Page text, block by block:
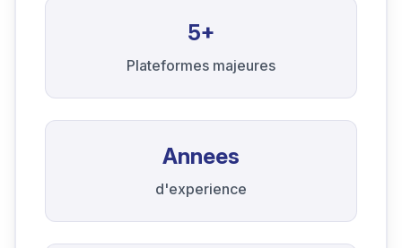
5+
Plateformes majeures
Annees
d'experience